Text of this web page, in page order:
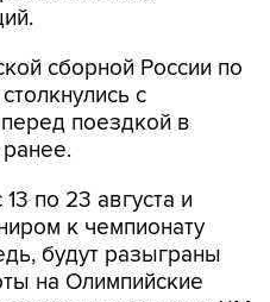
сборной России по
поездкой в
по 23 августа и
будут разыграны
на Олимпийские
за путевки на ЧМ
вынуждена бороться